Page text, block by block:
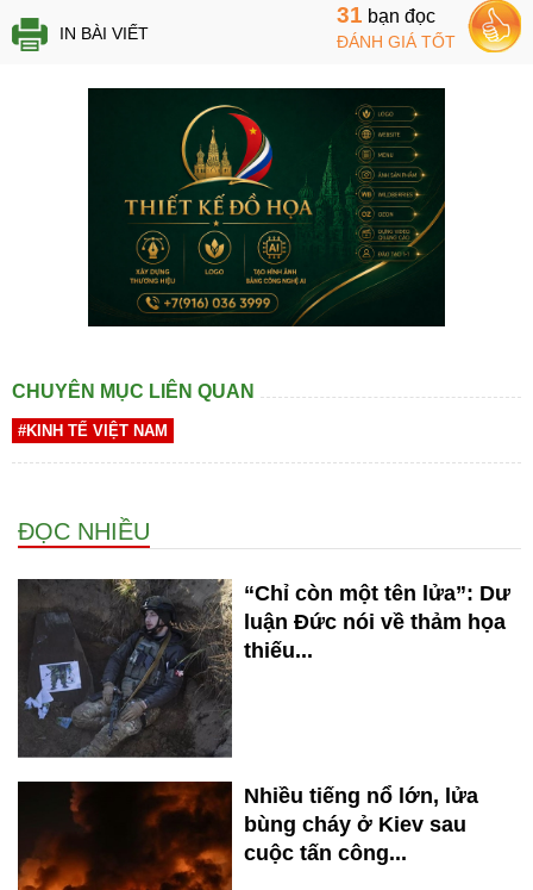
IN BÀI VIẾT
31 bạn đọc
ĐÁNH GIÁ TỐT
CHUYÊN MỤC LIÊN QUAN
#KINH TẾ VIỆT NAM
ĐỌC NHIỀU
“Chỉ còn một tên lửa”: Dư
luận Đức nói về thảm họa
thiếu...
Nhiều tiếng nổ lớn, lửa
bùng cháy ở Kiev sau
cuộc tấn công...